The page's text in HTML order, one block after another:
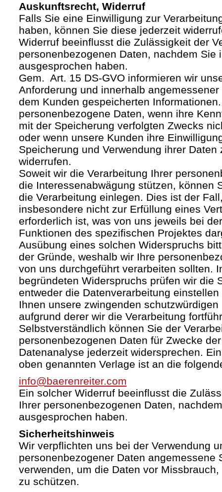
Auskunftsrecht, Widerruf
Falls Sie eine Einwilligung zur
haben, können Sie diese jederzeit
Widerruf beeinflusst die Zulässigkeit der
personenbezogenen Daten, nachdem Sie
ausgesprochen haben.
Gem. Art. 15 DS-GVO informieren wir
Anforderung und innerhalb
dem Kunden gespeicherten
personenbezogene Daten, wenn ihre
mit der Speicherung verfolgten Zwecks
oder wenn unsere Kunden ihre
Speicherung und Verwendung ihrer Daten
widerrufen.
Soweit wir die Verarbeitung Ihrer
die Interessenabwägung stützen, können
die Verarbeitung einlegen. Dies ist der
insbesondere nicht zur Erfüllung eines
erforderlich ist, was von uns jeweils bei
Funktionen des spezifischen Projektes
Ausübung eines solchen Widerspruchs
der Gründe, weshalb wir Ihre
von uns durchgeführt verarbeiten sollten.
begründeten Widerspruchs prüfen wir die
entweder die Datenverarbeitung
Ihnen unsere zwingenden
aufgrund derer wir die Verarbeitung
Selbstverständlich können Sie der
personenbezogenen Daten für Zwecke
Datenanalyse jederzeit widersprechen.
oben genannten Verlage ist an die
info@baerenreiter.com
Ein solcher Widerruf beeinflusst die
Ihrer personenbezogenen Daten,
ausgesprochen haben.
Sicherheitshinweis
Wir verpflichten uns bei der Verwendung
personenbezogener Daten angemessene
verwenden, um die Daten vor
zu schützen.